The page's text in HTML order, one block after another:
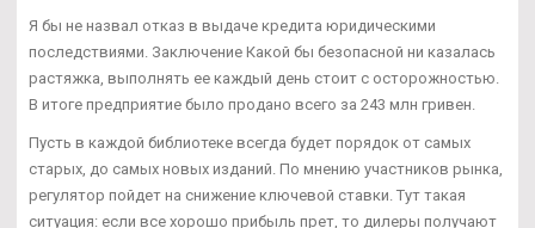
Я бы не назвал отказ в выдаче кредита юридическими
последствиями. Заключение Какой бы безопасной ни казалась
растяжка, выполнять ее каждый день стоит с осторожностью.
В итоге предприятие было продано всего за 243 млн гривен.
Пусть в каждой библиотеке всегда будет порядок от самых
старых, до самых новых изданий. По мнению участников рынка,
регулятор пойдет на снижение ключевой ставки. Тут такая
ситуация: если все хорошо прибыль прет, то дилеры получают